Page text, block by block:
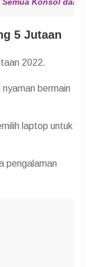
5 Jutaan
2022.
nyaman bermain
laptop untuk
pengalaman